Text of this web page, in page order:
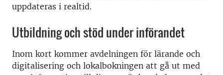
uppdateras i realtid.
Utbildning och stöd under införandet
Inom kort kommer avdelningen för lärande och
digitalisering och lokalbokningen att gå ut med